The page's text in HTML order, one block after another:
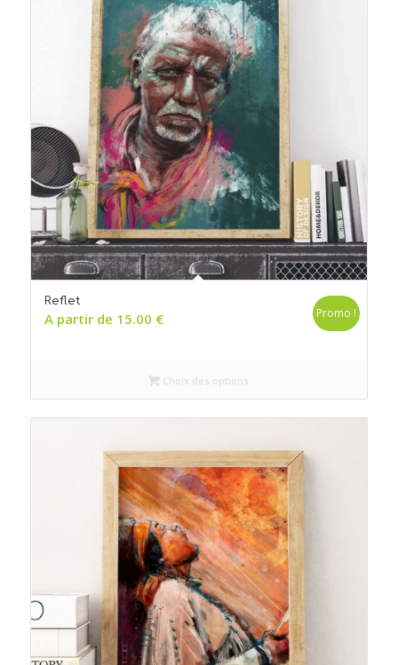
Reflet
A partir de 15.00 € Promo !
Choix des options